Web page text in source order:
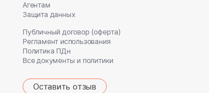
Агентам
Защита данных
Публичный договор (оферта)
Регламент использования
Политика ПДн
Все документы и политики
Оставить отзыв